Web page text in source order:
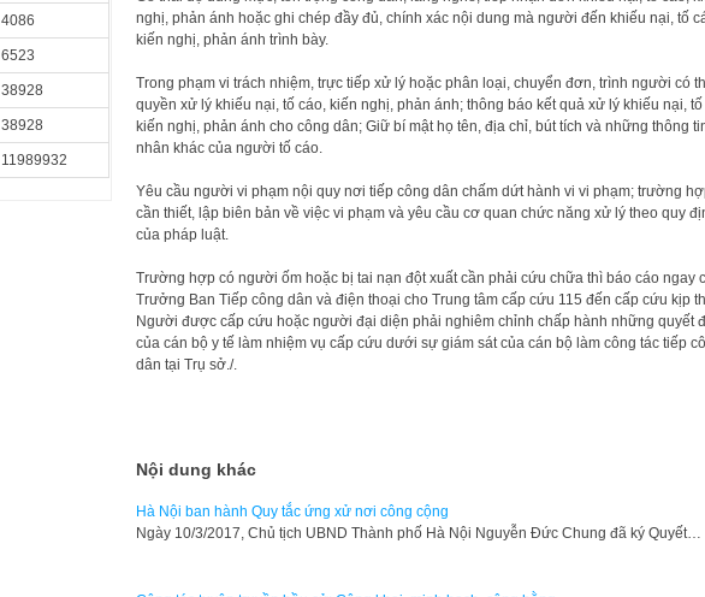
nghị, phản ánh hoặc ghi chép đầy đủ, chính xác nội dung mà người đến khiếu nại, tố
kiến nghị, phản ánh trình bày.
Trong phạm vi trách nhiệm, trực tiếp xử lý hoặc phân loại, chuyển đơn, trình người có
quyền xử lý khiếu nại, tố cáo, kiến nghị, phản ánh; thông báo kết quả xử lý khiếu nại, tố
kiến nghị, phản ánh cho công dân; Giữ bí mật họ tên, địa chỉ, bút tích và những thông
nhân khác của người tố cáo.
Yêu cầu người vi phạm nội quy nơi tiếp công dân chấm dứt hành vi vi phạm; trường
cần thiết, lập biên bản về việc vi phạm và yêu cầu cơ quan chức năng xử lý theo quy
của pháp luật.
Trường hợp có người ốm hoặc bị tai nạn đột xuất cần phải cứu chữa thì báo cáo ngay
Trưởng Ban Tiếp công dân và điện thoại cho Trung tâm cấp cứu 115 đến cấp cứu kịp
Người được cấp cứu hoặc người đại diện phải nghiêm chỉnh chấp hành những quyết
của cán bộ y tế làm nhiệm vụ cấp cứu dưới sự giám sát của cán bộ làm công tác tiếp
dân tại Trụ sở./.
Nội dung khác
Hà Nội ban hành Quy tắc ứng xử nơi công cộng
Ngày 10/3/2017, Chủ tịch UBND Thành phố Hà Nội Nguyễn Đức Chung đã ký Quyết…
4086
6523
38928
38928
11989932